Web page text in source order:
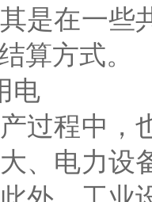
是在一些
算方式。
电
程中，也
、电力设